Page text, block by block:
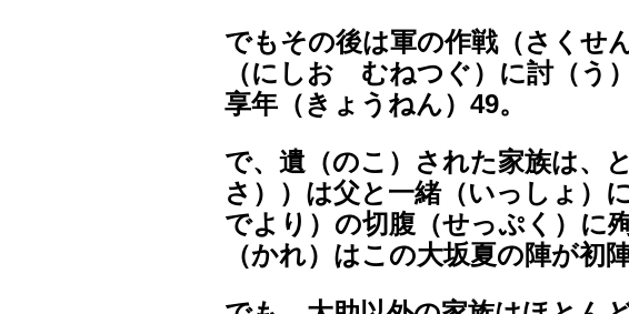
でもその後は軍の作戦（さくせ
（にしお むねつぐ）に討（う
享年（きょうねん）49。
で、遺（のこ）された家族は、
さ））は父と一緒（いっしょ）
でより）の切腹（せっぷく）に
（かれ）はこの大坂夏の陣が初